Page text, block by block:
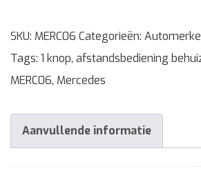
SKU: MERC06 Categorieën:
Tags: 1 knop, afstandsbediening
MERC06, Mercedes
Aanvullende informatie